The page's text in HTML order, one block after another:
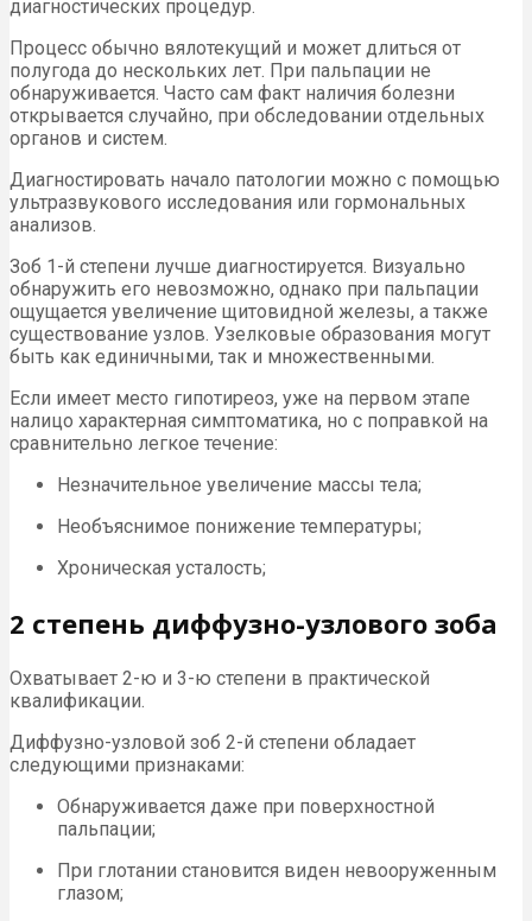
диагностических процедур.
Процесс обычно вялотекущий и может длиться от
полугода до нескольких лет. При пальпации не
обнаруживается. Часто сам факт наличия болезни
открывается случайно, при обследовании отдельных
органов и систем.
Диагностировать начало патологии можно с помощью
ультразвукового исследования или гормональных
анализов.
Зоб 1-й степени лучше диагностируется. Визуально
обнаружить его невозможно, однако при пальпации
ощущается увеличение щитовидной железы, а также
существование узлов. Узелковые образования могут
быть как единичными, так и множественными.
Если имеет место гипотиреоз, уже на первом этапе
налицо характерная симптоматика, но с поправкой на
сравнительно легкое течение:
Незначительное увеличение массы тела;
Необъяснимое понижение температуры;
Хроническая усталость;
2 степень диффузно-узлового зоба
Охватывает 2-ю и 3-ю степени в практической
квалификации.
Диффузно-узловой зоб 2-й степени обладает
следующими признаками:
Обнаруживается даже при поверхностной
пальпации;
При глотании становится виден невооруженным
глазом;